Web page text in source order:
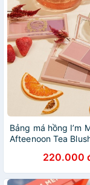
Bảng má hồng I’m
Afteenoon Tea
220.000